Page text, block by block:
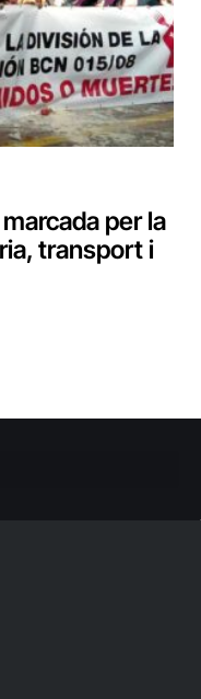
per la
transport i